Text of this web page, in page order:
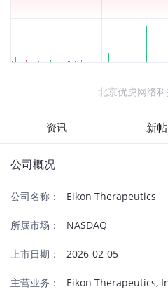
北京优虎网络
资讯 新帖
公司概况
公司名称： Eikon Therapeutics
所属市场： NASDAQ
上市日期： 2026-02-05
主营业务：
Eikon Therapeutics,